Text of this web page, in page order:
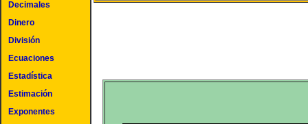
Decimales
Dinero
División
Ecuaciones
Estadística
Estimación
Exponentes